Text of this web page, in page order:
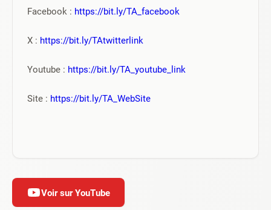
Facebook : https://bit.ly/TA_facebook
X : https://bit.ly/TAtwitterlink
Youtube : https://bit.ly/TA_youtube_link
Site : https://bit.ly/TA_WebSite
Voir sur YouTube